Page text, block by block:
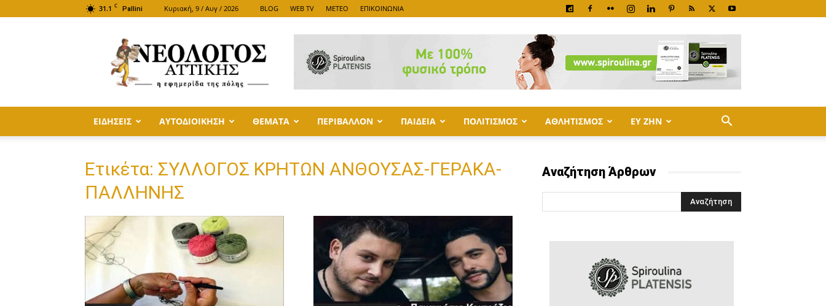
31.1 C Pallini Κυριακή, 9 / Αυγ / 2026 BLOG WEB TV METEO ΕΠΙΚΟΙΝΩΝΙΑ
ΑΤΤΙΚΗΣ
ΕΙΔΗΣΕΙΣ ΑΥΤΟΔΙΟΙΚΗΣΗ ΘΕΜΑΤΑ ΠΕΡΙΒΑΛΛΟΝ ΠΑΙΔΕΙΑ ΠΟΛΙΤΙΣΜΟΣ ΑΘΛΗΤΙΣΜΟΣ ΕΥ ΖΗΝ
Ετικέτα: ΣΥΛΛΟΓΟΣ ΚΡΗΤΩΝ ΑΝΘΟΥΣΑΣ-ΓΕΡΑΚΑ-
ΠΑΛΛΗΝΗΣ
Αναζήτηση Άρθρων